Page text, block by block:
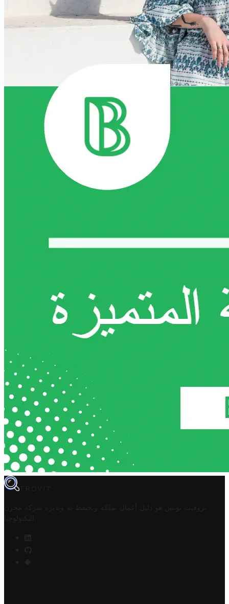
TROVIT
تروفيت تونس هو دليل أعمال تملكه وتحتفظ به وتديره
شركة مخزن
التكنولوجيا